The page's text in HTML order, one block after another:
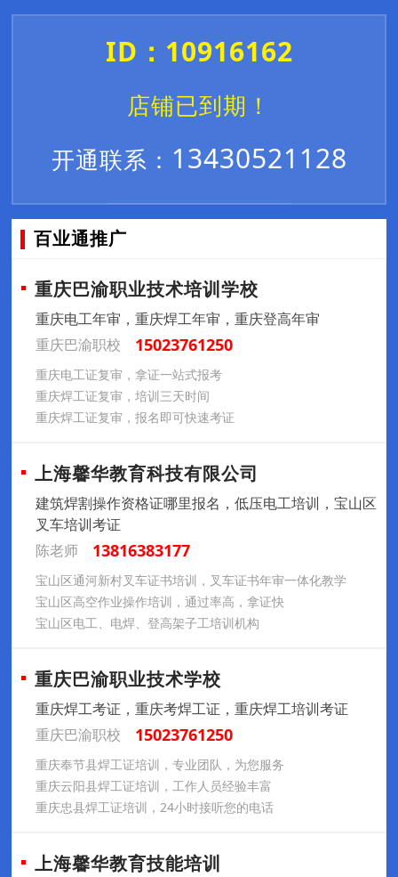
ID：10916162
店铺已到期！
开通联系： 13430521128
百业通推广
重庆巴渝职业技术培训学校
重庆电工年审，重庆焊工年审，重庆登高年审
重庆巴渝职校
15023761250
重庆电工证复审，拿证一站式报考
重庆焊工证复审，培训三天时间
重庆焊工证复审，报名即可快速考证
上海馨华教育科技有限公司
建筑焊割操作资格证哪里报名，低压电工培训，宝山区
叉车培训考证
陈老师
13816383177
宝山区通河新村叉车证书培训，叉车证书年审一体化教学
宝山区高空作业操作培训，通过率高，拿证快
宝山区电工、电焊、登高架子工培训机构
重庆巴渝职业技术学校
重庆焊工考证，重庆考焊工证，重庆焊工培训考证
重庆巴渝职校
15023761250
重庆奉节县焊工证培训，专业团队，为您服务
重庆云阳县焊工证培训，工作人员经验丰富
重庆忠县焊工证培训，24小时接听您的电话
上海馨华教育技能培训